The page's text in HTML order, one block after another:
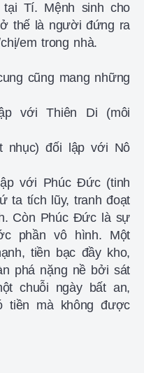
Tí. Mệnh sinh cho
thế là người đứng ra
em trong nhà.
cũng mang những
với Thiên Di (môi
nhục) đối lập với Nô
với Phúc Đức (tinh
ta tích lũy, tranh đoạt
Còn Phúc Đức là sự
phần vô hình. Một
tiền bạc đầy kho,
phá nặng nề bởi sát
chuỗi ngày bất an,
tiền mà không được